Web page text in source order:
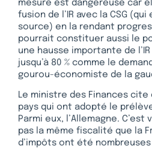
mesure est dangereuse car
fusion de l’IR avec la CSG
source) en la rendant
pourrait constituer aussi le
une hausse importante de
jusqu’à 80 % comme le
gourou-économiste de la
Le ministre des Finances cite
pays qui ont adopté le
Parmi eux, l’Allemagne. C’est
pas la même fiscalité que la
d’impôts ont été